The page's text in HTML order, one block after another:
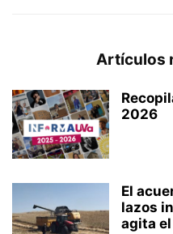
Artículos
2026
El
lazos
agita